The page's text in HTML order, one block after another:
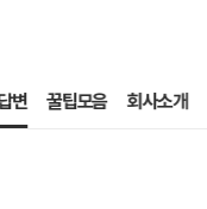
변 꿀팁모음 회사소개